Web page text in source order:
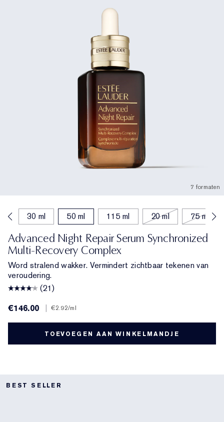
7 formaten
30 ml 50 ml 115 ml 20 ml 75 ml
Advanced Night Repair Serum Synchronized
Multi-Recovery Complex
Word stralend wakker. Vermindert zichtbaar tekenen van
veroudering.
(21)
€146.00
€2.92/ml
TOEVOEGEN AAN WINKELMANDJE
BEST SELLER